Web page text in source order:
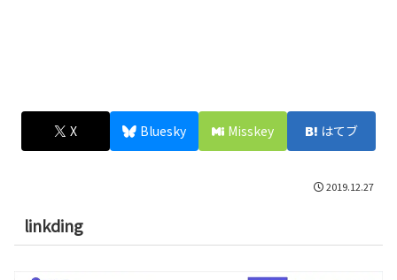
X Bluesky Misskey はてブ
2019.12.27
linkding